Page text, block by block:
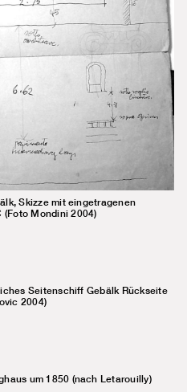
Skizze mit eingetragenen
(Foto Mondini 2004)
Seitenschiff Gebälk Rückseite
2004)
um 1850 (nach Letarouilly)